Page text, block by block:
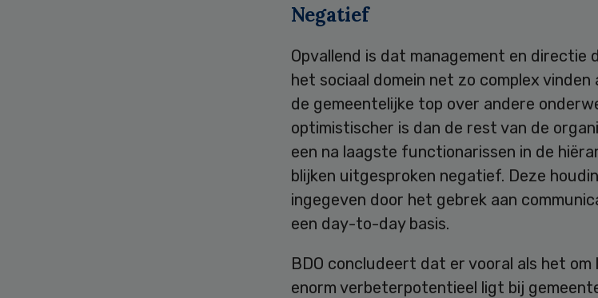
Negatief
Opvallend is dat management en directie
het sociaal domein net zo complex
de gemeentelijke top over andere
optimistischer is dan de rest van de
een na laagste functionarissen in de
blijken uitgesproken negatief. Deze
ingegeven door het gebrek aan
een day-to-day basis.
BDO concludeert dat er vooral als het
enorm verbeterpotentieel ligt bij